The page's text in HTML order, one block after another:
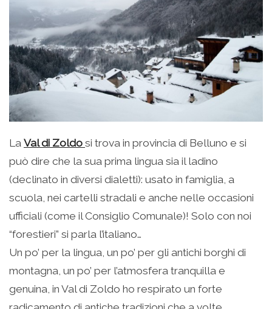
La Val di Zoldo si trova in provincia di Belluno e si
può dire che la sua prima lingua sia il ladino
(declinato in diversi dialetti): usato in famiglia, a
scuola, nei cartelli stradali e anche nelle occasioni
ufficiali (come il Consiglio Comunale)! Solo con noi
“forestieri” si parla l’italiano…
Un po’ per la lingua, un po’ per gli antichi borghi di
montagna, un po’ per l’atmosfera tranquilla e
genuina, in Val di Zoldo ho respirato un forte